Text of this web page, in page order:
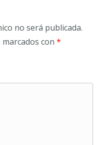
no será publicada.
con *